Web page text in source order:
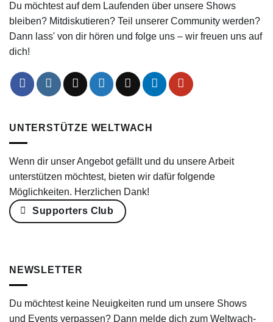
Du möchtest auf dem Laufenden über unsere Shows
bleiben? Mitdiskutieren? Teil unserer Community werden?
Dann lass' von dir hören und folge uns – wir freuen uns auf
dich!
UNTERSTÜTZE WELTWACH
Wenn dir unser Angebot gefällt und du unsere Arbeit
unterstützen möchtest, bieten wir dafür folgende
Möglichkeiten. Herzlichen Dank!
Supporters Club
NEWSLETTER
Du möchtest keine Neuigkeiten rund um unsere Shows
und Events verpassen? Dann melde dich zum Weltwach-